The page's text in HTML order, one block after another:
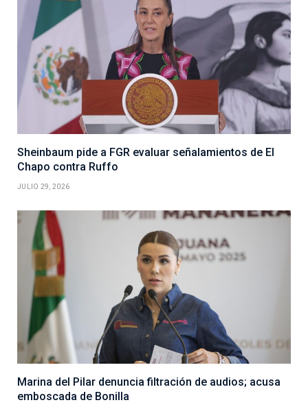
Sheinbaum pide a FGR evaluar señalamientos de El
Chapo contra Ruffo
JULIO 29, 2026
Marina del Pilar denuncia filtración de audios; acusa
emboscada de Bonilla